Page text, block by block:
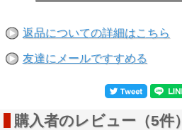
返品についての詳細はこちら
友達にメールですすめる
購入者のレビュー（5件）